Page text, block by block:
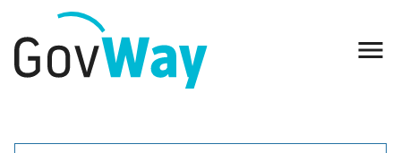
